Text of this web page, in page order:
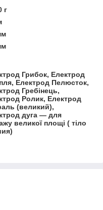
г
Грибок, Електрод
Електрод Пелюсток,
Гребінець,
Ролик, Електрод
(великий),
дуга — для
великої площі ( тіло